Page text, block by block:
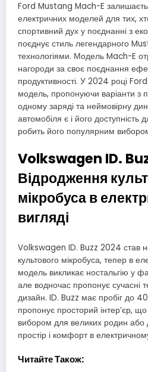
Ford Mustang Mach-E
електричних моделей для тих,
спортивний дух у поєднанні з
поєднує стиль легендарного
технологіями. Модель Mach-E
нагороди за своє поєднання
продуктивності. У 2024 році
модель, пропонуючи варіанти з
одному заряді та неймовірну
автомобіля є і його доступність
робить його популярним
Volkswagen ID.
Відродження
мікробуса в
вигляді
Volkswagen ID. Buzz 2024 став
культового мікробуса, тепер в
модель викликає ностальгію у
але водночас пропонує сучасні
дизайн. ID. Buzz має пробіг до
пропонує просторий інтер’єр,
вибором для великих родин або
простір і комфорт в
Читайте Також: